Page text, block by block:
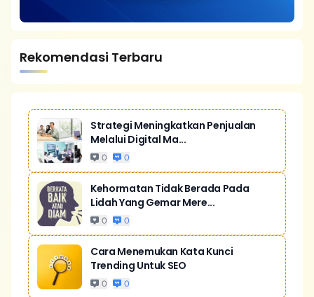
Rekomendasi Terbaru
Strategi Meningkatkan Penjualan
Melalui Digital Ma...
0 0
Kehormatan Tidak Berada Pada
Lidah Yang Gemar Mere...
0 0
Cara Menemukan Kata Kunci
Trending Untuk SEO
0 0